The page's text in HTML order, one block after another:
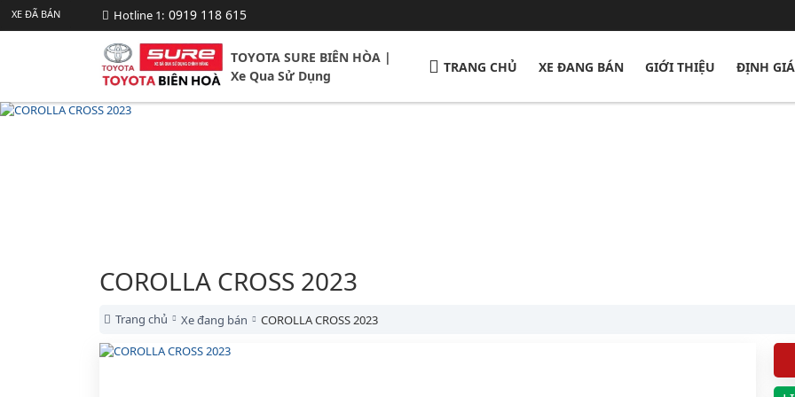
Hotline 1: 0919 118 615
TOYOTA SURE BIÊN HÒA |
Xe Qua Sử Dụng
TRANG CHỦ XE ĐANG BÁN GIỚI THIỆU ĐỊNH GIÁ
COROLLA CROSS 2023
Trang chủ Xe đang bán COROLLA CROSS 2023
XE ĐÃ BÁN
XE ĐÃ BÁN
XE ĐÃ BÁN
XE ĐÃ BÁN
XE ĐÃ BÁN
XE ĐÃ BÁN
XE ĐÃ BÁN
XE ĐÃ BÁN
XE ĐÃ BÁN
XE ĐÃ BÁN